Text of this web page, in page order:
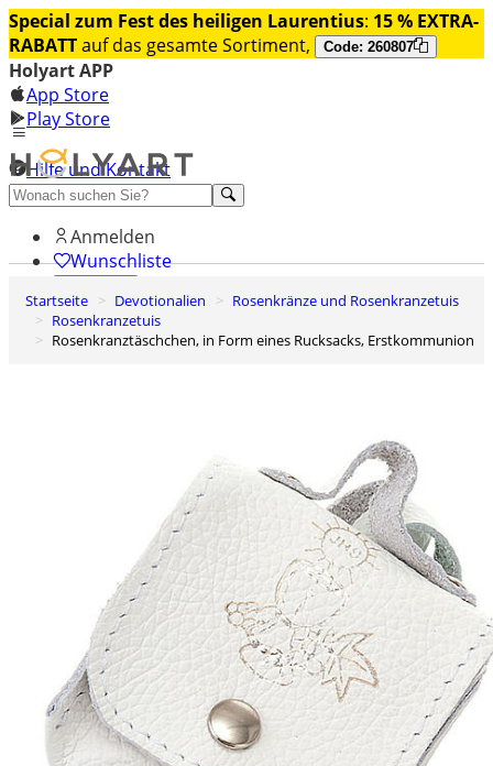
Special zum Fest des heiligen Laurentius: 15 % EXTRA-
RABATTauf das gesamte Sortiment, Code: 260807
Holyart APP
App Store
Play Store
Hilfe und Kontakt
Entdecken Sie Premium
Anmelden
Wunschliste
0
Warenkorb
Startseite Devotionalien
Rosenkränze und Rosenkranzetuis
Rosenkranzetuis
Rosenkranztäschchen, in Form eines Rucksacks, Erstkommunion